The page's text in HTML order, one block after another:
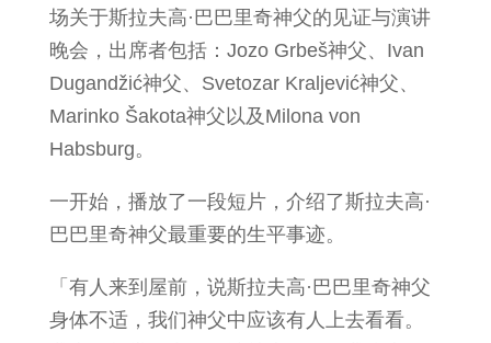
场关于斯拉夫高·巴巴里奇神父的见证与演讲
晚会，出席者包括：Jozo Grbeš神父、Ivan
Dugandžić神父、Svetozar Kraljević神父、
Marinko Šakota神父以及Milona von
Habsburg。
一开始，播放了一段短片，介绍了斯拉夫高·
巴巴里奇神父最重要的生平事迹。
「有人来到屋前，说斯拉夫高·巴巴里奇神父
身体不适，我们神父中应该有人上去看看。